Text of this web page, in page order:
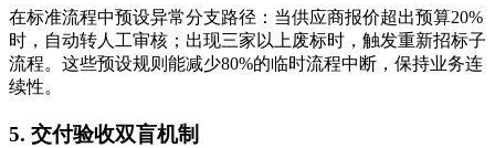
在标准流程中预设异常分支路径：当供应商报价超出预算20%
时，自动转人工审核；出现三家以上废标时，触发重新招标子
流程。这些预设规则能减少80%的临时流程中断，保持业务连
续性。
5. 交付验收双盲机制